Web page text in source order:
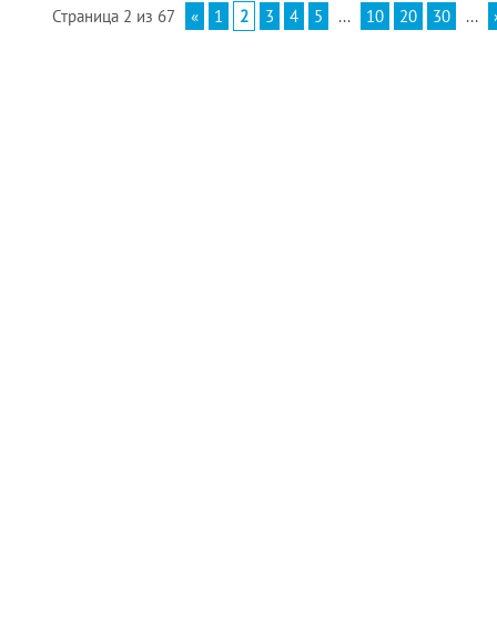
Страница 2 из 67 « 1 2 3 4 5 ... 10 20 30 ...